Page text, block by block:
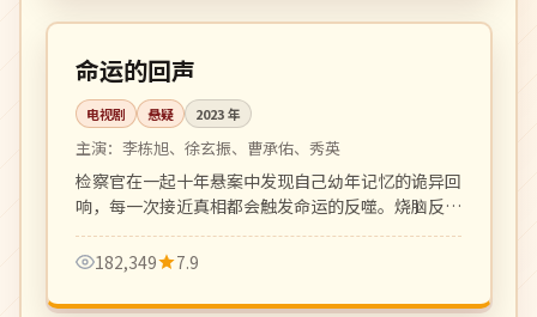
韩国
命运的回声
电视剧 悬疑 2023年
主演： 李栋旭、徐玄振、曹承佑、秀英
检察官在一起十年悬案中发现自己幼年记忆的诡异回
响，每一次接近真相都会触发命运的反噬。烧脑反转
密集，悬疑迷必看的硬核韩剧。
182,349
7.9
4K 128 分钟